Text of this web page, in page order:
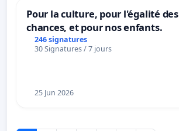
Pour la culture, pour l'égalité des
chances, et pour nos enfants.
246 signatures
30 Signatures / 7 jours
25 Jun 2026